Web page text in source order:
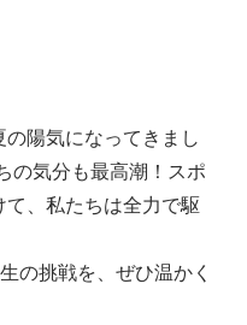
陽気になってきまし
の気分も最高潮！スポ
、私たちは全力で駆
の挑戦を、ぜひ温かく